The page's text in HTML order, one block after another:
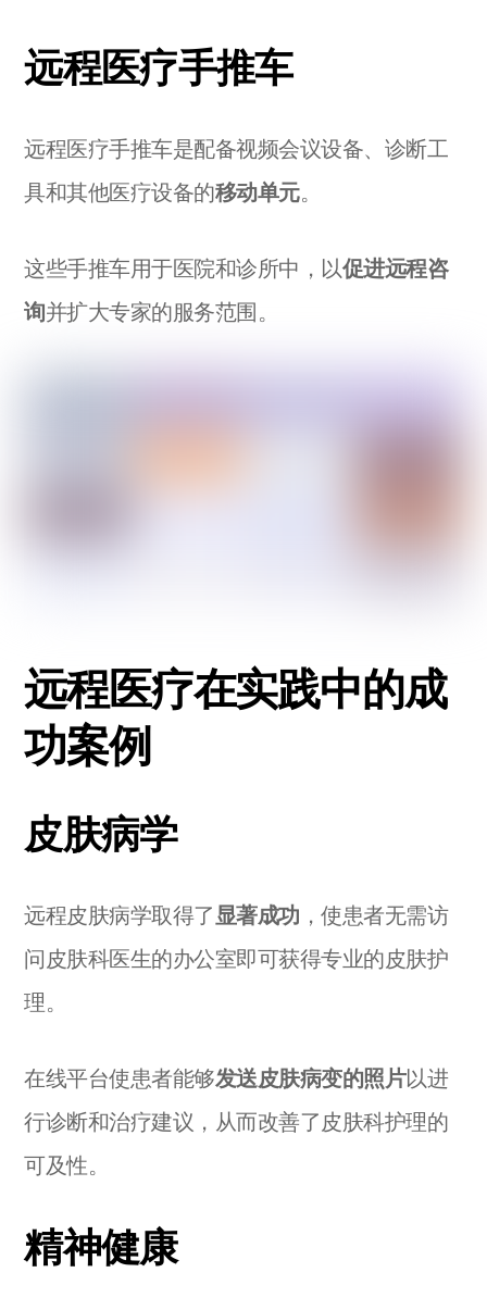
远程医疗手推车
远程医疗手推车是配备视频会议设备、诊断工
具和其他医疗设备的移动单元。
这些手推车用于医院和诊所中，以促进远程咨
询并扩大专家的服务范围。
远程医疗在实践中的成
功案例
皮肤病学
远程皮肤病学取得了 显著成功 ，使患者无需访
问皮肤科医生的办公室即可获得专业的皮肤护
理。
在线平台使患者能够发送皮肤病变的照片以进
行诊断和治疗建议，从而改善了皮肤科护理的
可及性。
精神健康